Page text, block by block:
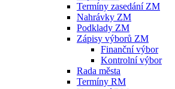
Termíny zasedání ZM
Nahrávky ZM
Podklady ZM
Zápisy výborů ZM
Finanční výbor
Kontrolní výbor
Rada města
Termíny RM